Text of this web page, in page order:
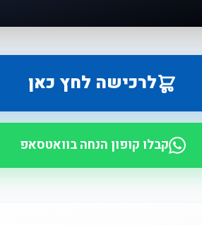
לרכישה לחץ כאן
קבלו קופון הנחה בוואטסאפ